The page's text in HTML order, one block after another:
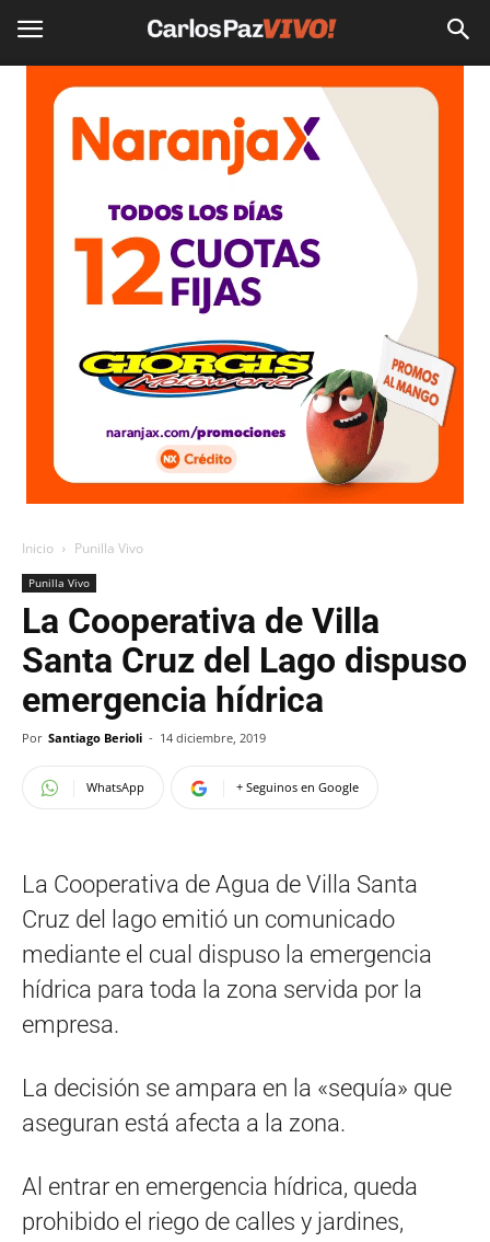
Inicio Punilla Vivo
Punilla Vivo
La Cooperativa de Villa
Santa Cruz del Lago dispuso
emergencia hídrica
Por Santiago Berioli - 14 diciembre, 2019
WhatsApp + Seguinos en Google
La Cooperativa de Agua de Villa Santa
Cruz del lago emitió un comunicado
mediante el cual dispuso la emergencia
hídrica para toda la zona servida por la
empresa.
La decisión se ampara en la «sequía» que
aseguran está afecta a la zona.
Al entrar en emergencia hídrica, queda
prohibido el riego de calles y jardines,